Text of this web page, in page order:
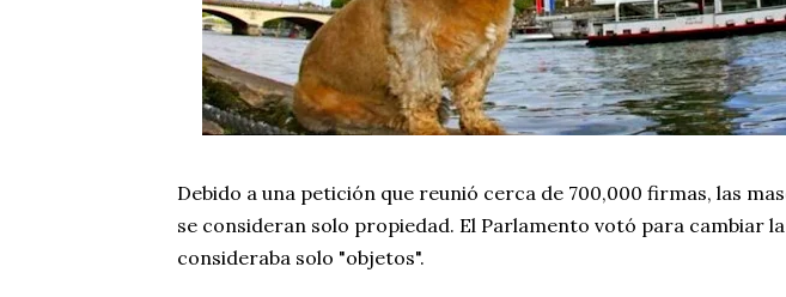
Debido a una petición que reunió cerca de 700,000 firmas, las
se consideran solo propiedad. El Parlamento votó para cambiar la
consideraba solo "objetos".